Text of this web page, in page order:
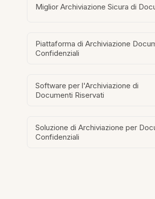
Miglior Archiviazione Sicura di
Piattaforma di Archiviazione
Confidenziali
Software per l'Archiviazione di
Documenti Riservati
Soluzione di Archiviazione per
Confidenziali